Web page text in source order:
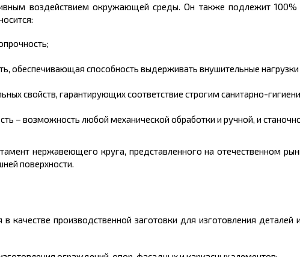
воздействием окружающей среды. Он также подлежит 100%
обеспечивающая способность выдерживать внушительные нагрузки
свойств, гарантирующих соответствие строгим санитарно-
– возможность любой механической обработки и ручной, и
нержавеющего круга, представленного на отечественном
поверхности.
качестве производственной заготовки для изготовления деталей